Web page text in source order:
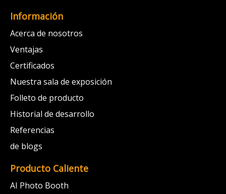
Información
Acerca de nosotros
Ventajas
Certificados
Nuestra sala de exposición
Folleto de producto
Historial de desarrollo
Referencias
de blogs
Producto Caliente
AI Photo Booth